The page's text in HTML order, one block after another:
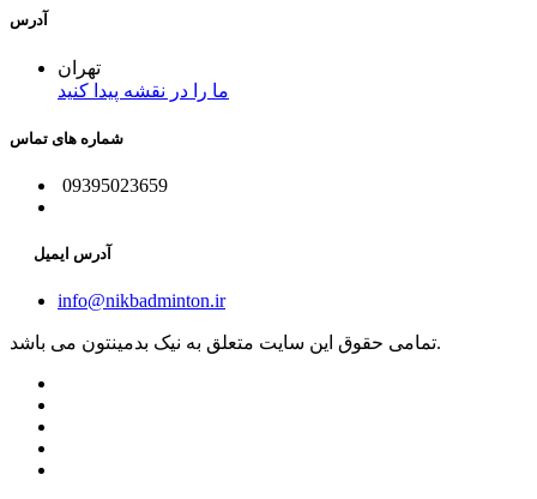
آدرس
تهران
ما را در نقشه پیدا کنید
شماره های تماس
09395023659
آدرس ایمیل
info@nikbadminton.ir
تمامی حقوق این سایت متعلق به نیک بدمینتون می باشد.